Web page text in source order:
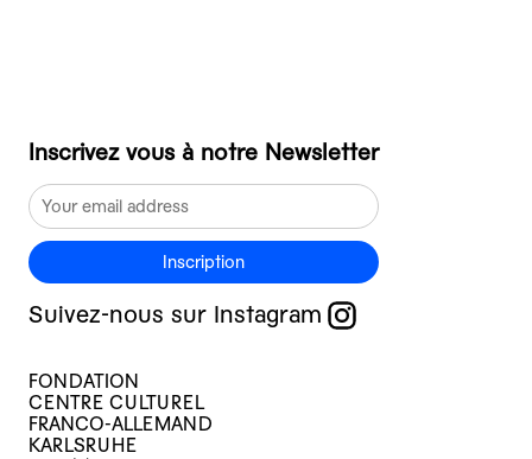
Inscrivez vous à notre Newsletter
Inscription
Suivez-nous sur Instagram
FONDATION
CENTRE CULTUREL
FRANCO-ALLEMAND
KARLSRUHE